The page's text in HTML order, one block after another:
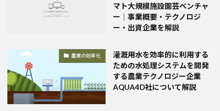
マト大規模施設園芸ベンチャ
ー｜事業概要・テクノロジ
ー・出資企業を解説
農業の効率化
灌漑用水を効率的に利用する
ための水処理システムを開発
する農業テクノロジー企業
AQUA4D社について解説